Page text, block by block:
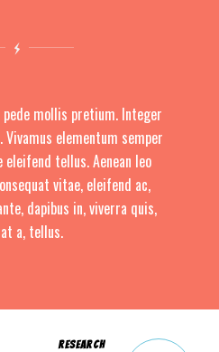
mollis pretium. Integer
elementum semper
eleifend tellus. Aenean leo
vitae, eleifend ac,
dapibus in, viverra quis,
a, tellus.
RESEARCH